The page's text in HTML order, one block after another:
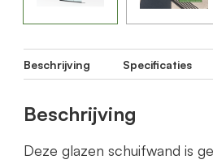
Beschrijving Specificaties
Beschrijving
Deze glazen schuifwand is